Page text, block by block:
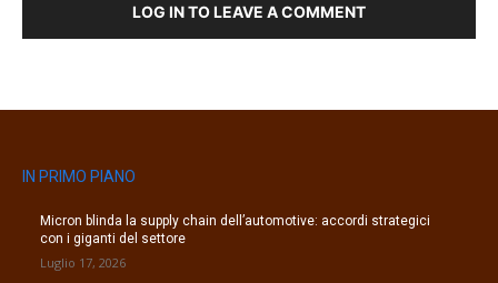
LOG IN TO LEAVE A COMMENT
IN PRIMO PIANO
Micron blinda la supply chain dell’automotive: accordi strategici
con i giganti del settore
Luglio 17, 2026